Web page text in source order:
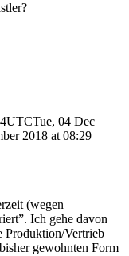
04 Dec
2018 at 08:29
(wegen
Ich gehe davon
Produktion/Vertrieb
gewohnten Form